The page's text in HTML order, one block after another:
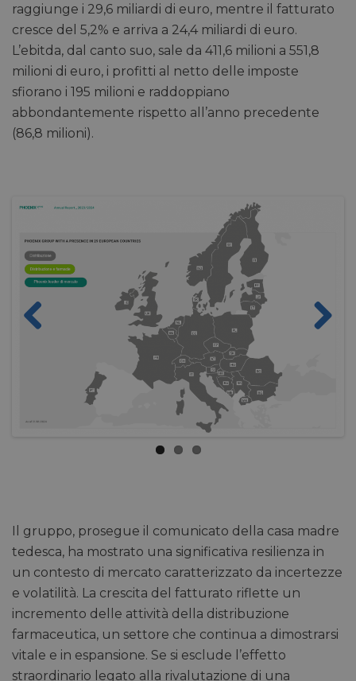
raggiunge i 29,6 miliardi di euro, mentre il fatturato
cresce del 5,2% e arriva a 24,4 miliardi di euro.
L’ebitda, dal canto suo, sale da 411,6 milioni a 551,8
milioni di euro, i profitti al netto delle imposte
sfiorano i 195 milioni e raddoppiano
abbondantemente rispetto all’anno precedente
(86,8 milioni).
Il gruppo, prosegue il comunicato della casa madre
tedesca, ha mostrato una significativa resilienza in
un contesto di mercato caratterizzato da incertezze
e volatilità. La crescita del fatturato riflette un
incremento delle attività della distribuzione
farmaceutica, un settore che continua a dimostrarsi
vitale e in espansione. Se si esclude l’effetto
straordinario legato alla rivalutazione di una